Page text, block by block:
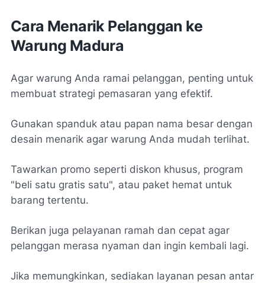
Cara Menarik Pelanggan ke
Warung Madura
Agar warung Anda ramai pelanggan, penting untuk
membuat strategi pemasaran yang efektif.
Gunakan spanduk atau papan nama besar dengan
desain menarik agar warung Anda mudah terlihat.
Tawarkan promo seperti diskon khusus, program
"beli satu gratis satu", atau paket hemat untuk
barang tertentu.
Berikan juga pelayanan ramah dan cepat agar
pelanggan merasa nyaman dan ingin kembali lagi.
Jika memungkinkan, sediakan layanan pesan antar